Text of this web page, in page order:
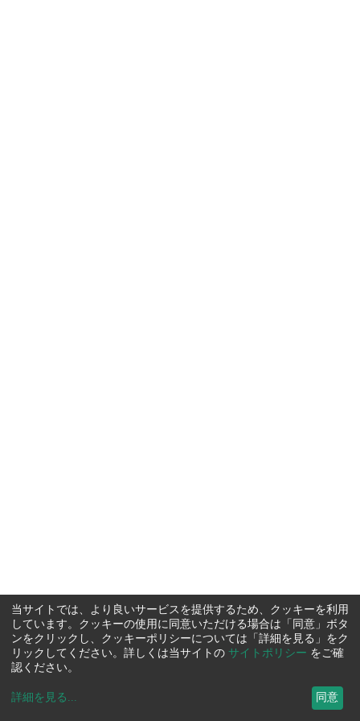
当サイトでは、より良いサービスを提供するため、クッキーを利用
しています。クッキーの使用に同意いただける場合は「同意」ボタ
ンをクリックし、クッキーポリシーについては「詳細を見る」をク
リックしてください。詳しくは当サイトの サイトポリシー をご確
認ください。
詳細を見る ... 同意